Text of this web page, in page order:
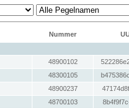
Nummer
48900102
48300105
48900237
48700103